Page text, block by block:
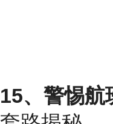
15、警惕